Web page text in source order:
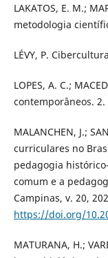
LAKATOS, E. M.;
metodologia
LÉVY, P.
LOPES, A. C.;
contemporâneos. 2.
MALANCHEN, J.;
curriculares no
pedagogia
comum e a
Campinas, v. 20,
https://doi.org/
MATURANA, H.;